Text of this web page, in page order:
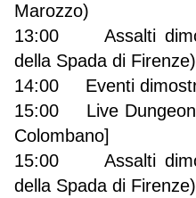
Marozzo)
13:00 Assalti
della Spada di Firenze)
14:00 Eventi
15:00 Live Dungeon
Colombano]
15:00 Assalti
della Spada di Firenze)